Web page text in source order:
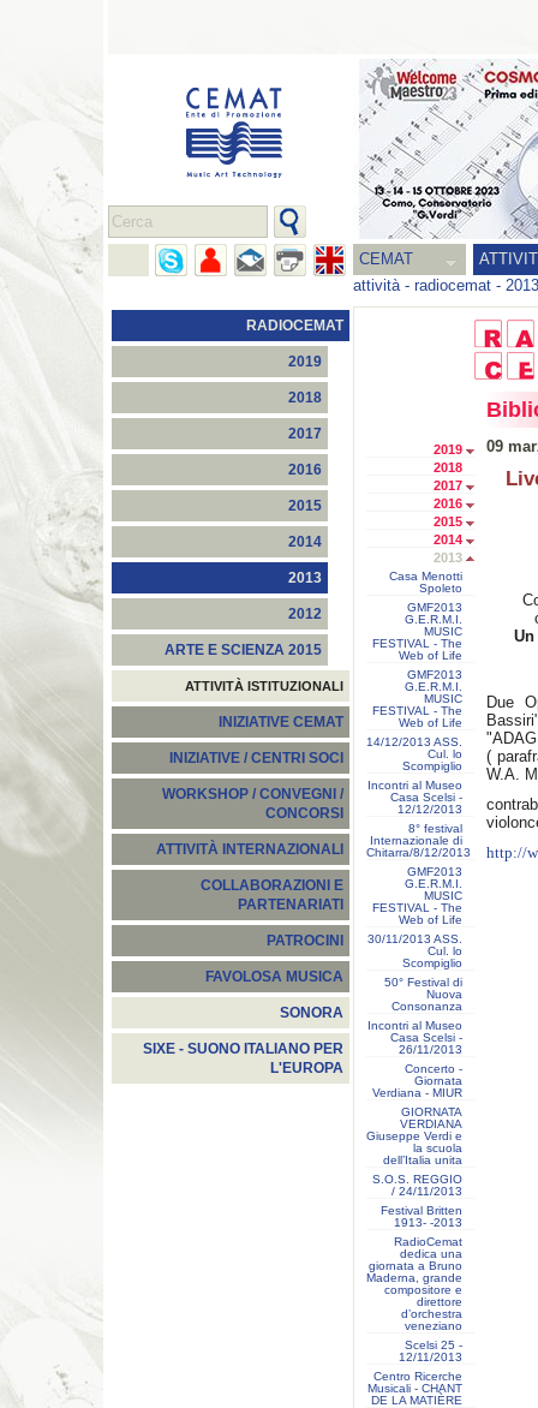
CEMAT
attività- radiocemat - 2013
RADIOCEMAT
2019
2018
2017
2016
2015
2014
2013
2012
ARTE E SCIENZA 2015
ATTIVITÀ ISTITUZIONALI
INIZIATIVE CEMAT
INIZIATIVE / CENTRI SOCI
WORKSHOP / CONVEGNI /
CONCORSI
ATTIVITÀ INTERNAZIONALI
COLLABORAZIONI E
PARTENARIATI
PATROCINI
FAVOLOSA MUSICA
SONORA
SIXE - SUONO ITALIANO PER
L'EUROPA
2019
2018
2017
2016
2015
2014
2013
Casa Menotti
Spoleto
GMF2013
G.E.R.M.I.
MUSIC
FESTIVAL - The
Web of Life
GMF2013
G.E.R.M.I.
MUSIC
FESTIVAL - The
Web of Life
14/12/2013 ASS.
Cul. lo
Scompiglio
Incontri al Museo
Casa Scelsi -
12/12/2013
8° festival
Internazionale di
Chitarra/8/12/2013
GMF2013
G.E.R.M.I.
MUSIC
FESTIVAL - The
Web of Life
30/11/2013 ASS.
Cul. lo
Scompiglio
50° Festival di
Nuova
Consonanza
Incontri al Museo
Casa Scelsi -
26/11/2013
Concerto -
Giornata
Verdiana - MIUR
GIORNATA
VERDIANA
Giuseppe Verdi e
la scuola
dell’Italia unita
S.O.S. REGGIO
/ 24/11/2013
Festival Britten
1913- ‐2013
RadioCemat
dedica una
giornata a Bruno
Maderna, grande
compositore e
direttore
d’orchestra
veneziano
Scelsi 25 -
12/11/2013
Centro Ricerche
Musicali - CHANT
DE LA MATIÈRE
09
Due
(
W.A.
http://